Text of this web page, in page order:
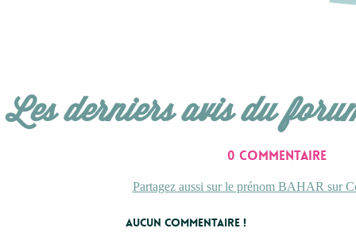
Les derniers avis du
0 commentaire
Partagez aussi sur le prénom BAHAR sur
Aucun commentaire !